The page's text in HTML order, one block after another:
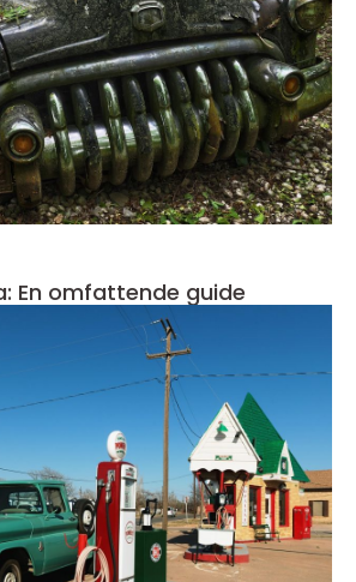
En omfattende guide